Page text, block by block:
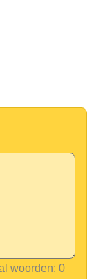
woorden: